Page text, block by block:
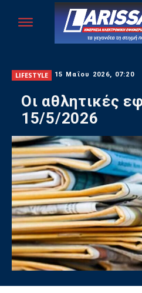
LIFESTYLE 15 Μαΐου 2026, 07:20
Οι αθλητικές
15/5/2026